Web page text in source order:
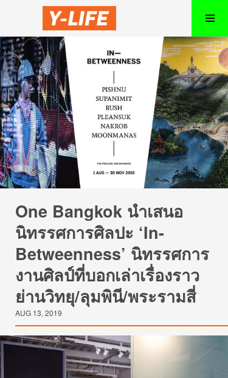
One Bangkok นำเสนอ
นิทรรศการศิลปะ ‘In-
Betweenness’ นิทรรศการ
งานศิลป์ที่บอกเล่าเรื่องราว
ย่านวิทยุ/ลุมพินี/พระรามสี่
AUG 13, 2019